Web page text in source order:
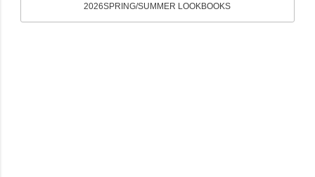
2026SPRING/SUMMER LOOKBOOKS